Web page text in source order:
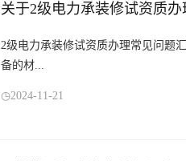
关于2级电力承装修试资质
2级电力承装修试资质办理常见问题
备的材...
2024-11-21